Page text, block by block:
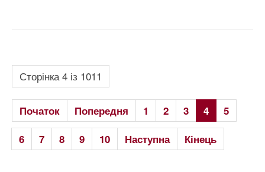
Сторінка 4 із 1011
Початок Попередня 1 2 3 4
5
6
7 8 9 10 Наступна Кінець